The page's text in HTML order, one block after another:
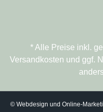
* Alle Preise inkl.
Versandkosten und ggf.
© Webdesign und Online-